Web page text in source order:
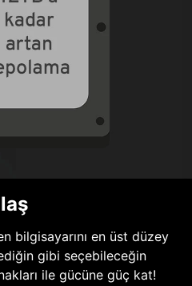
bilgisayarını en üst düzey
gibi seçebileceğin
ile gücüne güç kat!